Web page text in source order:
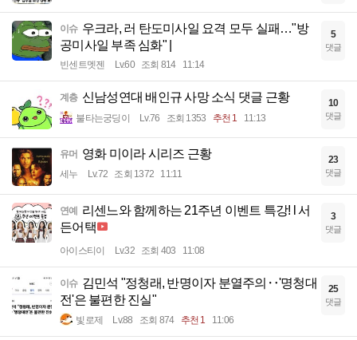
이슈 우크라, 러 탄도미사일 요격 모두 실패…"방
공미사일 부족 심화" |
빈센트멧젠 Lv.60 조회 814 11:14
5
댓글
계층 신남성연대 배인규 사망 소식 댓글 근황
불타는궁딩이 Lv.76 조회 1353 추천 1 11:13
10
댓글
유머 영화 미이라 시리즈 근황
세누 Lv.72 조회 1372 11:11
23
댓글
연예
리센느와 함께하는 21주년 이벤트 특강! l 서
든어택
아이스티이 Lv.32 조회 403 11:08
3
댓글
이슈 김민석 "정청래, 반명이자 분열주의‥'명청대
전'은 불편한 진실"
빛로제 Lv.88 조회 874 추천 1 11:06
25
댓글